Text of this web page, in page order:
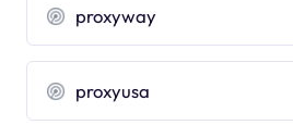
proxyway
proxyusa